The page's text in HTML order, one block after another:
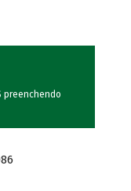
preenchendo